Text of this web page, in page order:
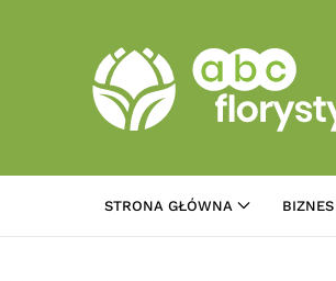
STRONA GŁÓWNA BIZNES